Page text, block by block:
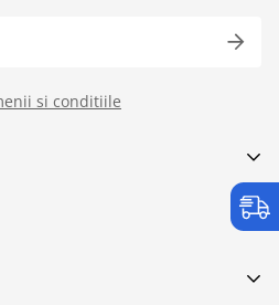
adresa
si conditiile
›